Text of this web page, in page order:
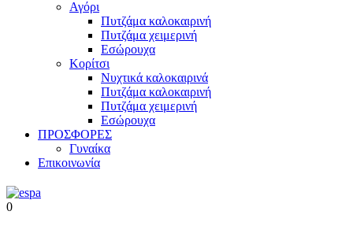
Αγόρι
Πυτζάμα καλοκαιρινή
Πυτζάμα χειμερινή
Εσώρουχα
Κορίτσι
Νυχτικά καλοκαιρινά
Πυτζάμα καλοκαιρινή
Πυτζάμα χειμερινή
Εσώρουχα
ΠΡΟΣΦΟΡΕΣ
Γυναίκα
Επικοινωνία
0